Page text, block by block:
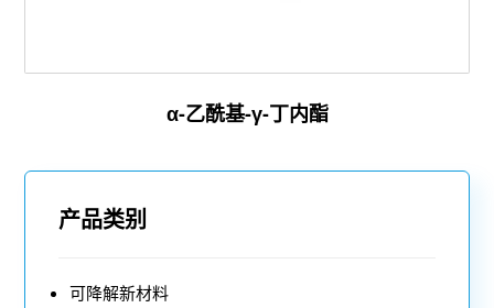
α-乙酰基-γ-丁内酯
产品类别
可降解新材料